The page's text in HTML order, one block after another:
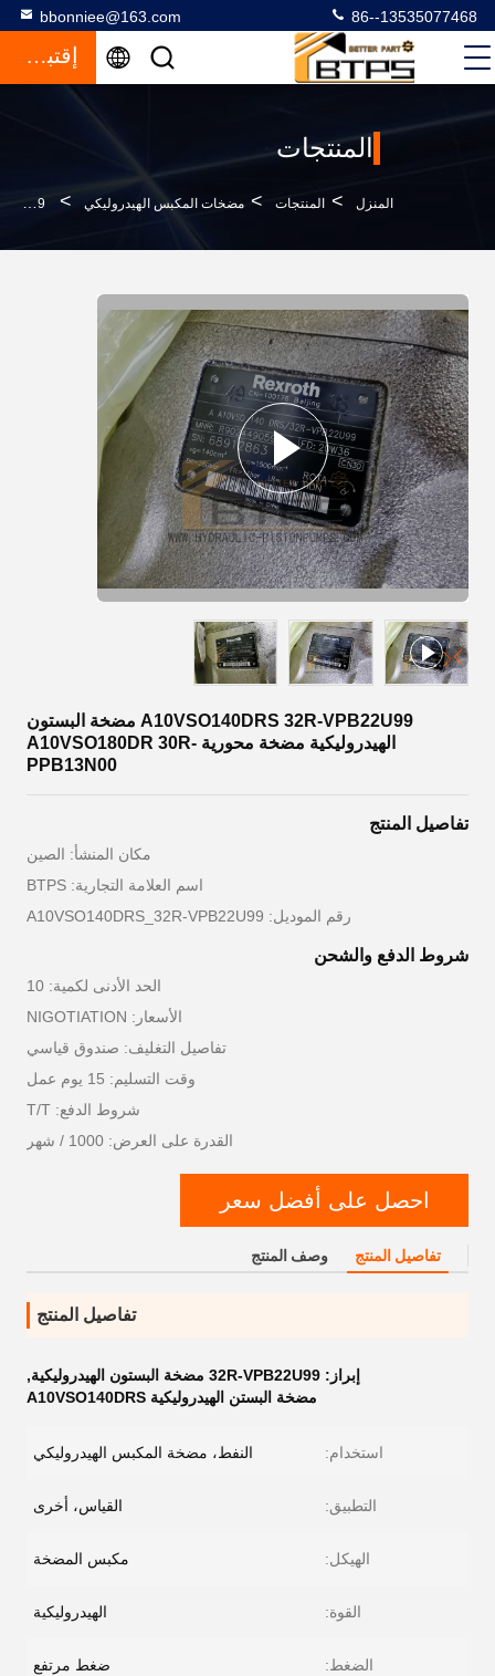
bbonniee@163.com 86--13535077468
إقتباس
المنتجات
المنزل > المنتجات > مضخات المكبس الهيدروليكي > A10VSO140DRS 32R-VPB22U99 مضخة البستون الهيدروليكية مضخة محورية A10VSO180DR 30R-PPB13N00
A10VSO140DRS 32R-VPB22U99 مضخة البستون
الهيدروليكية مضخة محورية A10VSO180DR 30R-
PPB13N00
تفاصيل المنتج
مكان المنشأ: الصين
اسم العلامة التجارية: BTPS
رقم الموديل: A10VSO140DRS_32R-VPB22U99
شروط الدفع والشحن
الحد الأدنى لكمية: 10
الأسعار: NIGOTIATION
تفاصيل التغليف: صندوق قياسي
وقت التسليم: 15 يوم عمل
شروط الدفع: T/T
القدرة على العرض: 1000 / شهر
احصل على أفضل سعر
تفاصيل المنتج وصف المنتج
تفاصيل المنتج
إبراز: 32R-VPB22U99 مضخة البستون الهيدروليكية
,
مضخة البستن الهيدروليكية A10VSO140DRS
استخدام: النفط، مضخة المكبس الهيدروليكي
التطبيق: القياس، أخرى
الهيكل: مكبس المضخة
القوة: الهيدروليكية
الضغط: ضغط مرتفع